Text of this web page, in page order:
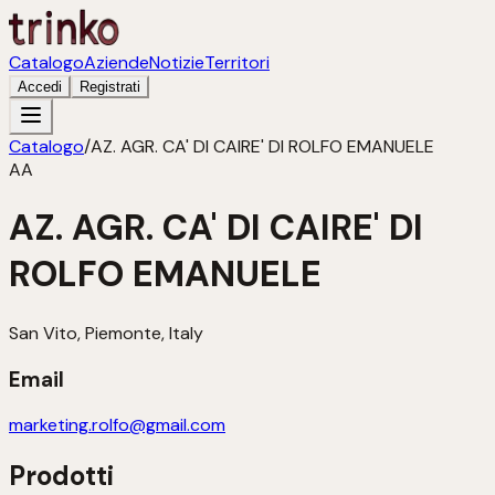
CatalogoAziendeNotizieTerritori
Accedi Registrati
Catalogo/AZ. AGR. CA' DI CAIRE' DI ROLFO EMANUELE
AA
AZ. AGR. CA' DI CAIRE' DI
ROLFO EMANUELE
San Vito, Piemonte, Italy
Email
marketing.rolfo@gmail.com
Prodotti